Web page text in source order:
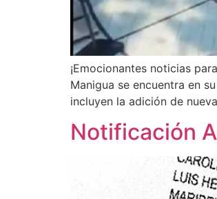
¡Emocionantes noticias
Manigua se encuentra en
incluyen la adición de
Notificación